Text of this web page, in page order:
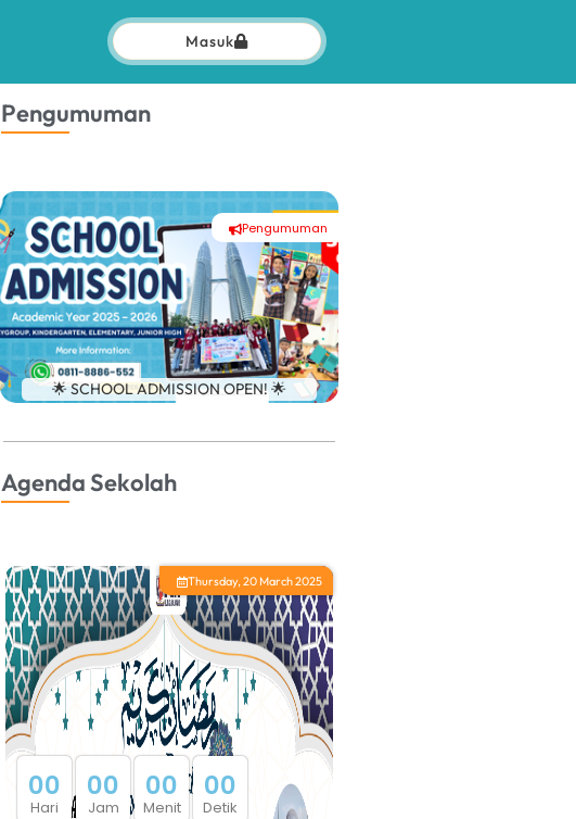
Masuk
Pengumuman
Pengumuman
#
🌟 SCHOOL ADMISSION OPEN! 🌟
Agenda Sekolah
Thursday, 20 March 2025
00
Hari
00
Jam
00
Menit
00
Detik